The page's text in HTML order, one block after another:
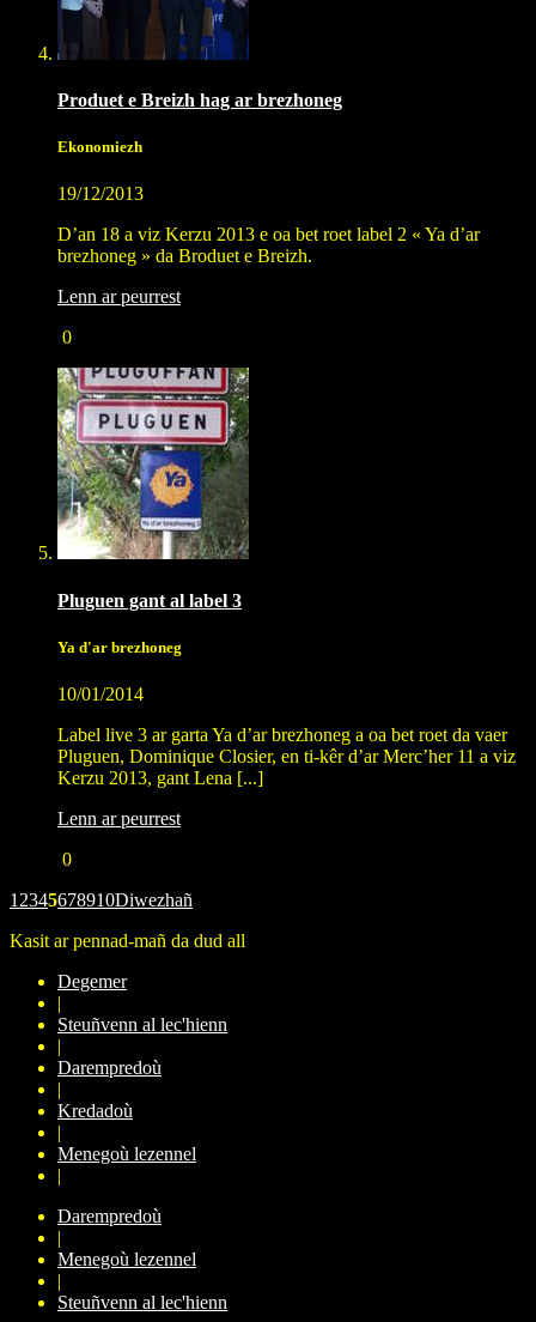
Produet e Breizh hag ar brezhoneg
Ekonomiezh
19/12/2013
D’an 18 a viz Kerzu 2013 e oa bet roet label 2 « Ya d’ar
brezhoneg » da Broduet e Breizh.
Lenn ar peurrest
0
Pluguen gant al label 3
Ya d'ar brezhoneg
10/01/2014
Label live 3 ar garta Ya d’ar brezhoneg a oa bet roet da vaer
Pluguen, Dominique Closier, en ti-kêr d’ar Merc’her 11 a viz
Kerzu 2013, gant Lena [...]
Lenn ar peurrest
0
1 2345678910Diwezhañ
Kasit ar pennad-mañ da dud all
Degemer
|
Steuñvenn al lec'hienn
|
Darempredoù
|
Kredadoù
|
Menegoù lezennel
|
Darempredoù
|
Menegoù lezennel
|
Steuñvenn al lec'hienn